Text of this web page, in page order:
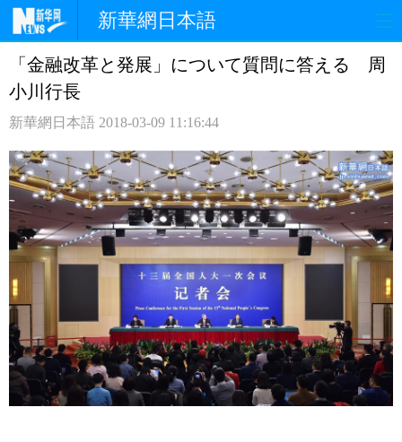
新華網日本語
ホームページ 政治 経済
観光 評論 写真
中日対訳
「金融改革と発展」について質問に答える 周
小川行長
新華網日本語 2018-03-09 11:16:44